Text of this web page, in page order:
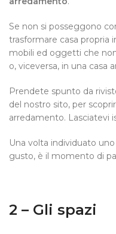
Se non si posseggono
trasformare casa propria
mobili ed oggetti che non
o, viceversa, in una casa
Prendete spunto da
del nostro sito, per
arredamento. Lasciatevi
Una volta individuato
gusto, è il momento di
2 – Gli spazi